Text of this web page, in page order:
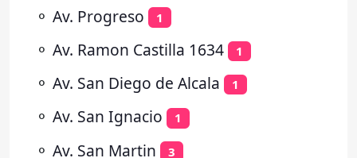
⚬ Av. Progreso 1
⚬ Av. Ramon Castilla 1634 1
⚬ Av. San Diego de Alcala 1
⚬ Av. San Ignacio 1
⚬ Av. San Martin 3